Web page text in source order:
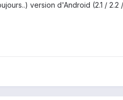
version d'Android (2.1 / 2.2 /